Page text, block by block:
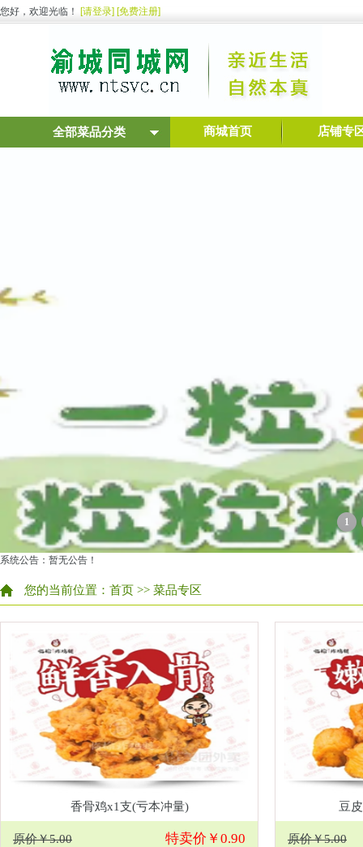
您好，欢迎光临！ [请登录] [免费注册]
全部菜品分类 商城首页 店铺专
1
系统公告：暂无公告！
您的当前位置： 首页 >> 菜品专区
香骨鸡x1支(亏本冲量)
原价￥5.00 特卖价￥0.90
豆
原价￥5.00